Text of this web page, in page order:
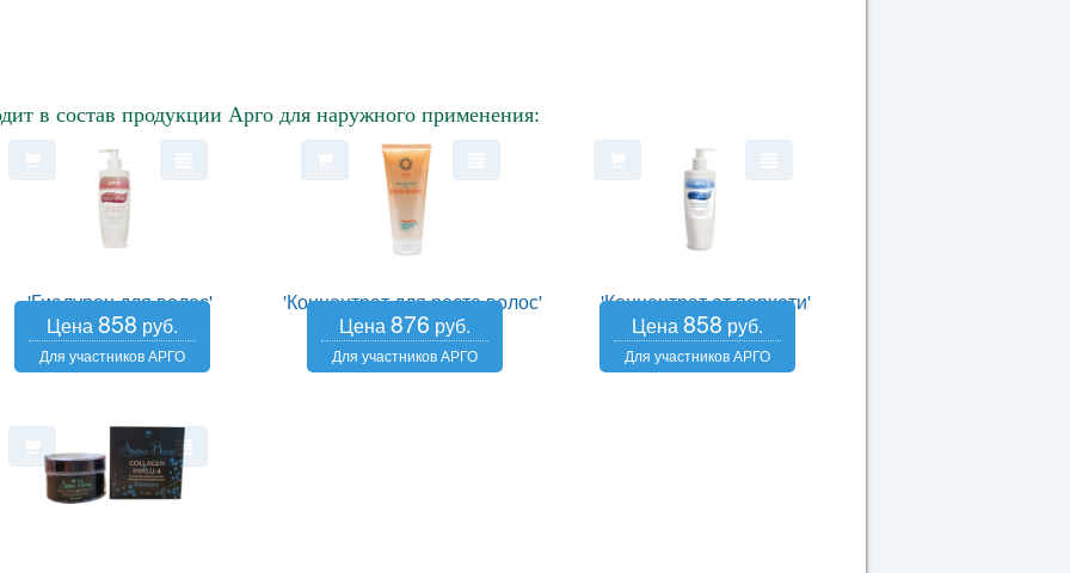
в состав продукции Арго для наружного применения:
'Гиалурон для волос'
858
'Концентрат для роста волос'
876
'Концентрат от перхоти'
858